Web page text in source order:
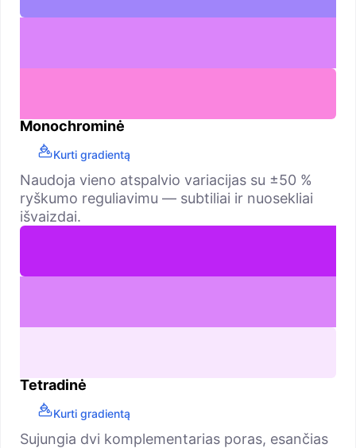
Monochrominė
Kurti gradientą
Naudoja vieno atspalvio variacijas su ±50 %
ryškumo reguliavimu — subtiliai ir nuosekliai
išvaizdai.
Tetradinė
Kurti gradientą
Sujungia dvi komplementarias poras, esančias